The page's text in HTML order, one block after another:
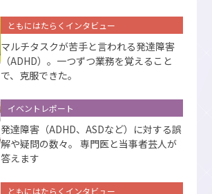
ともにはたらくインタビュー
マルチタスクが苦手と言われる発達障害
（ADHD）。一つずつ業務を覚えること
で、克服できた。
イベントレポート
発達障害（ADHD、ASDなど）に対する誤
解や疑問の数々。 専門医と当事者芸人が
答えます
ともにはたらくインタビュー